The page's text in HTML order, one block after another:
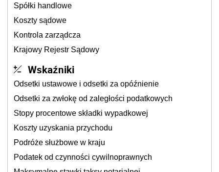
Spółki handlowe
Koszty sądowe
Kontrola zarządcza
Krajowy Rejestr Sądowy
Wskaźniki
Odsetki ustawowe i odsetki za opóźnienie
Odsetki za zwłokę od zaległości podatkowych
Stopy procentowe składki wypadkowej
Koszty uzyskania przychodu
Podróże służbowe w kraju
Podatek od czynności cywilnoprawnych